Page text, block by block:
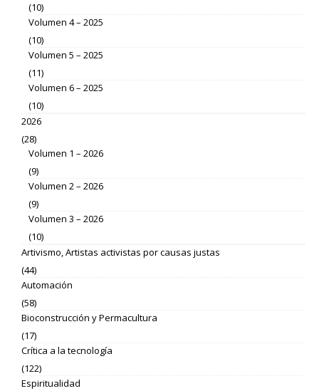
(10)
Volumen 4 – 2025
(10)
Volumen 5 – 2025
(11)
Volumen 6 – 2025
(10)
2026
(28)
Volumen 1 – 2026
(9)
Volumen 2 – 2026
(9)
Volumen 3 – 2026
(10)
Artivismo, Artistas activistas por causas justas
(44)
Automación
(58)
Bioconstrucción y Permacultura
(17)
Crítica a la tecnología
(122)
Espiritualidad